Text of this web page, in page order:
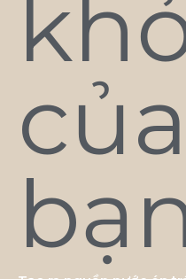
của